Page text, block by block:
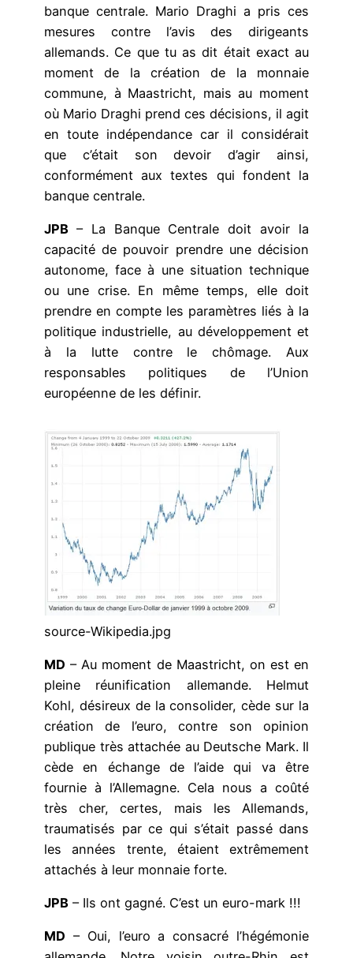
banque centrale. Mario Draghi a pris ces
mesures contre l’avis des dirigeants
allemands. Ce que tu as dit était exact au
moment de la création de la monnaie
commune, à Maastricht, mais au moment
où Mario Draghi prend ces décisions, il agit
en toute indépendance car il considérait
que c’était son devoir d’agir ainsi,
conformément aux textes qui fondent la
banque centrale.
JPB – La Banque Centrale doit avoir la
capacité de pouvoir prendre une décision
autonome, face à une situation technique
ou une crise. En même temps, elle doit
prendre en compte les paramètres liés à la
politique industrielle, au développement et
à la lutte contre le chômage. Aux
responsables politiques de l’Union
européenne de les définir.
source-Wikipedia.jpg
MD – Au moment de Maastricht, on est en
pleine réunification allemande. Helmut
Kohl, désireux de la consolider, cède sur la
création de l’euro, contre son opinion
publique très attachée au Deutsche Mark. Il
cède en échange de l’aide qui va être
fournie à l’Allemagne. Cela nous a coûté
très cher, certes, mais les Allemands,
traumatisés par ce qui s’était passé dans
les années trente, étaient extrêmement
attachés à leur monnaie forte.
JPB – Ils ont gagné. C’est un euro-mark !!!
MD – Oui, l’euro a consacré l’hégémonie